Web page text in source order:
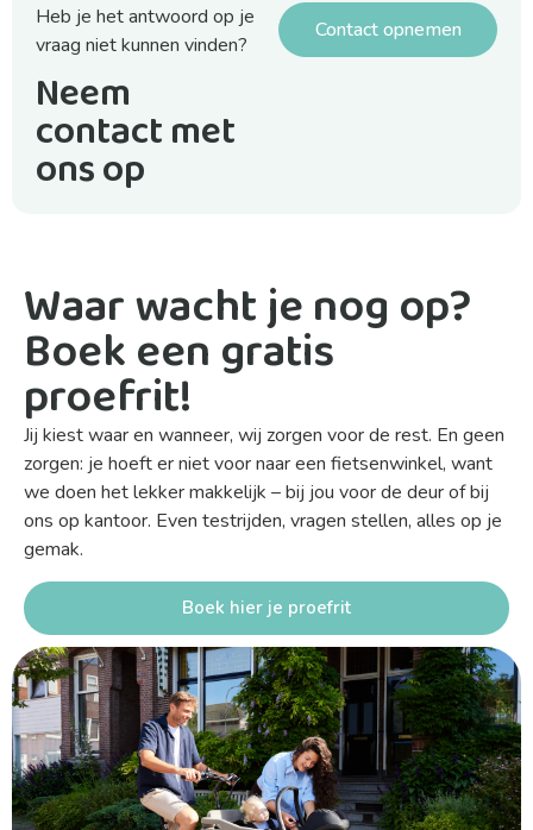
Heb je het antwoord op je
vraag niet kunnen vinden?
Neem
contact met
ons op
Contact opnemen
Waar wacht je nog op?
Boek een gratis
proefrit!
Jij kiest waar en wanneer, wij zorgen voor de rest. En geen
zorgen: je hoeft er niet voor naar een fietsenwinkel, want
we doen het lekker makkelijk – bij jou voor de deur of bij
ons op kantoor. Even testrijden, vragen stellen, alles op je
gemak.
Boek hier je proefrit